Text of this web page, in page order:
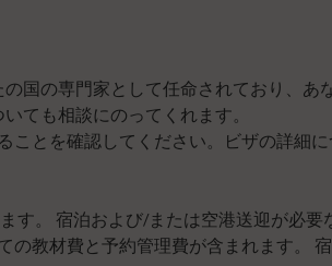
国の専門家として任命されており、
ても相談にのってくれます。
とを確認してください。ビザの詳細に
す。 宿泊および/または空港送迎が必
教材費と予約管理費が含まれます。